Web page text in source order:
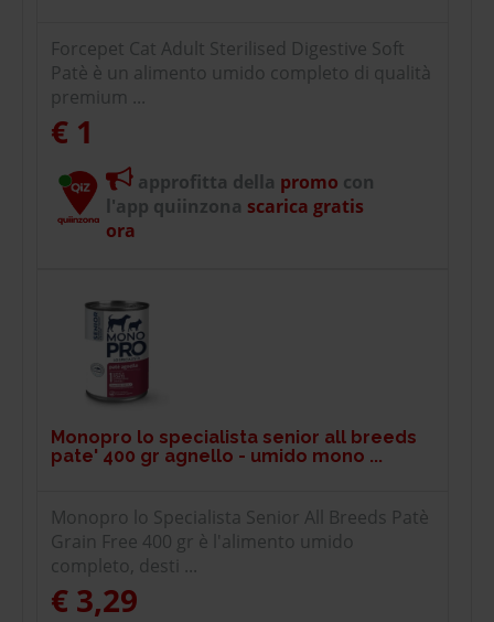
Forcepet Cat Adult Sterilised Digestive Soft
Patè è un alimento umido completo di qualità
premium ...
€ 1
approfitta della promo con
l'app quiinzona scarica gratis
ora
Monopro lo specialista senior all breeds
pate' 400 gr agnello - umido mono ...
Monopro lo Specialista Senior All Breeds Patè
Grain Free 400 gr è l'alimento umido
completo, desti ...
€ 3,29